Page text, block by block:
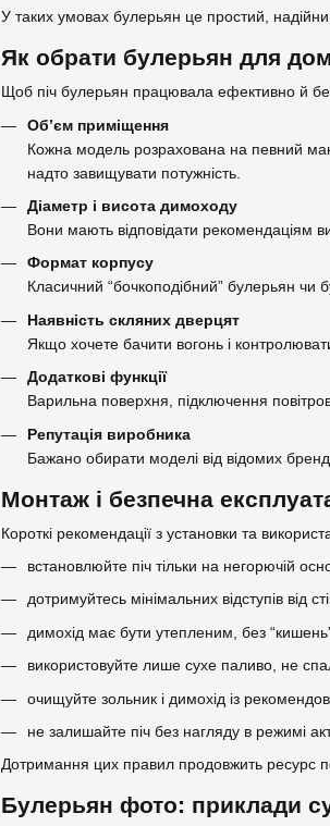
У таких умовах булерьян це простий,
Як обрати булерьян для
Щоб піч булерьян працювала ефективно й
Об’єм приміщення
Кожна модель розрахована на певний
надто завищувати потужність.
Діаметр і висота димоходу
Вони мають відповідати рекомендаціям
Формат корпусу
Класичний “бочкоподібний” булерьян чи
Наявність скляних дверцят
Якщо хочете бачити вогонь і
Додаткові функції
Варильна поверхня, підключення
Репутація виробника
Бажано обирати моделі від відомих
Монтаж і безпечна
Короткі рекомендації з установки та
встановлюйте піч тільки на негорючій
дотримуйтесь мінімальних відступів від
димохід має бути утепленим, без
використовуйте лише сухе паливо, не
очищуйте зольник і димохід із
не залишайте піч без нагляду в режимі
Дотримання цих правил продовжить ресурс
Булерьян фото: приклади